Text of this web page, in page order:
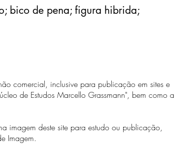
bico de pena; figura hibrida;
comercial, inclusive para publicação em sites e
de Estudos Marcello Grassmann", bem como a
imagem deste site para estudo ou publicação,
Imagem.